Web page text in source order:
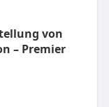
von
– Premier